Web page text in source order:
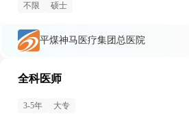
不限 硕士
平煤神马医疗集团总医院
全科医师
3-5年 大专